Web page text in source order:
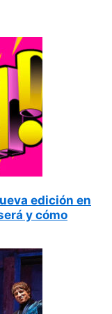
edición en
y cómo